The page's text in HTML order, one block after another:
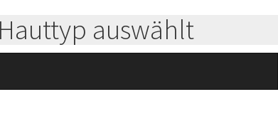
auswählt